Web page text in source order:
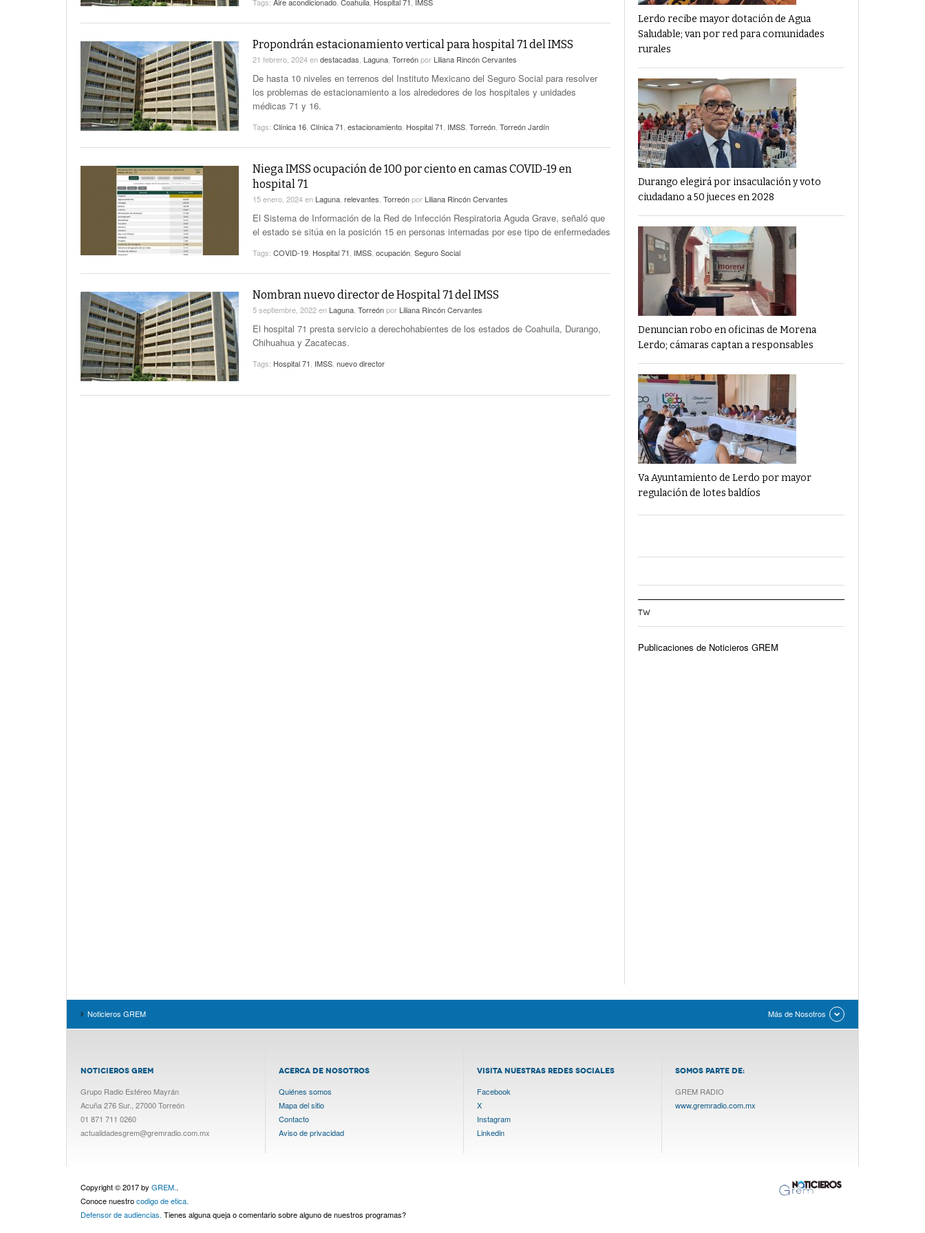
Propondrán estacionamiento vertical para hospital 71 del IMSS
21 febrero, 2024endestacadas Laguna Torreónpor Liliana Rincón Cervantes
De hasta 10 niveles en terrenos del Instituto Mexicano del Seguro Social para resolver
los problemas de estacionamiento a los alrededores de los hospitales y unidades
médicas 71 y 16.
Tags: Clínica 16 Clínica 71 estacionamiento Hospital 71 IMSS Torreón Torreón Jardín
Niega IMSS ocupación de 100 por ciento en camas COVID-19 en
hospital 71
15 enero, 2024en Laguna relevantes Torreónpor Liliana Rincón Cervantes
El Sistema de Información de la Red de Infección Respiratoria Aguda Grave, señaló que
el estado se sitúa en la posición 15 en personas internadas por ese tipo de enfermedades
Tags: COVID-19 Hospital 71 IMSS ocupación Seguro Social
Nombran nuevo director de Hospital 71 del IMSS
5 septiembre, 2022en Laguna Torreónpor Liliana Rincón Cervantes
El hospital 71 presta servicio a derechohabientes de los estados de Coahuila, Durango,
Chihuahua y Zacatecas.
Tags: Hospital 71 IMSS nuevo director
Lerdo recibe mayor dotación de Agua
Saludable; van por red para comunidades
rurales
Durango elegirá por insaculación y voto
ciudadano a 50 jueces en 2028
Denuncian robo en oficinas de Morena
Lerdo; cámaras captan a responsables
Va Ayuntamiento de Lerdo por mayor
regulación de lotes baldíos
TW
Publicaciones de Noticieros GREM
Noticieros GREM Más de Nosotros
NOTICIEROS GREM
Grupo Radio Estéreo Mayrán
Acuña 276 Sur., 27000 Torreón
01 871 711 0260
actualidadesgrem@gremradio.com.mx
ACERCA DE NOSOTROS
Quiénes somos
Mapa del sitio
Contacto
Aviso de privacidad
VISITA NUESTRAS REDES SOCIALES
Facebook
X
Instagram
Linkedin
SOMOS PARTE DE:
GREM RADIO
www.gremradio.com.mx
Copyright © 2017 by GREM..
Conoce nuestrocodigo de etica.
Defensor de audiencias. Tienes alguna queja o comentario sobre alguno de nuestros programas?